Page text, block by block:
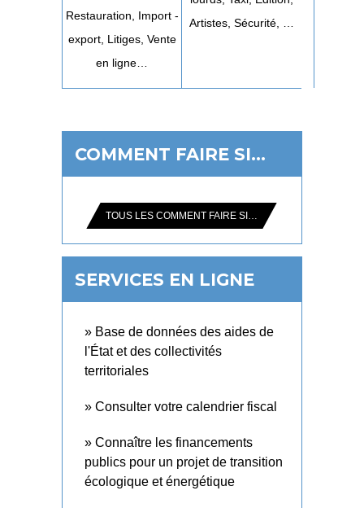
Restauration, Import -
export, Litiges, Vente
en ligne…
Artistes,Sécurité, …
COMMENT FAIRE SI…
TOUS LES COMMENT FAIRE SI…
SERVICES EN LIGNE
Base de données des aides de
l'État et des collectivités
territoriales
Consulter votre calendrier fiscal
Connaître les financements
publics pour un projet de transition
écologique et énergétique